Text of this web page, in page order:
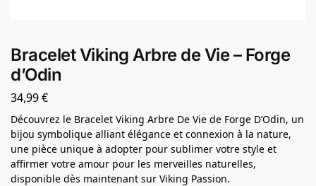
Bracelet Viking Arbre de Vie – Forge
d’Odin
34,99€
Découvrez le Bracelet Viking Arbre De Vie de Forge D’Odin, un
bijou symbolique alliant élégance et connexion à la nature,
une pièce unique à adopter pour sublimer votre style et
affirmer votre amour pour les merveilles naturelles,
disponible dès maintenant sur Viking Passion.